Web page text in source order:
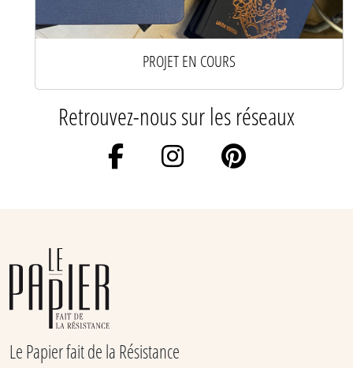
PROJET EN COURS
Retrouvez-nous sur les réseaux
Le Papier fait de la Résistance